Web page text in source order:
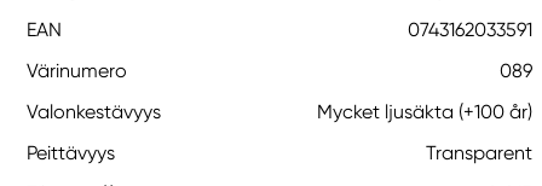
EAN
0743162033591
Värinumero
089
Valonkestävyys
Mycket ljusäkta (+100 år)
Peittävyys
Transparent